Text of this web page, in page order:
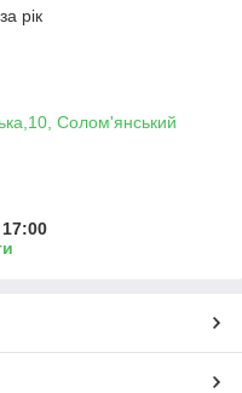
рік
Солом'янський